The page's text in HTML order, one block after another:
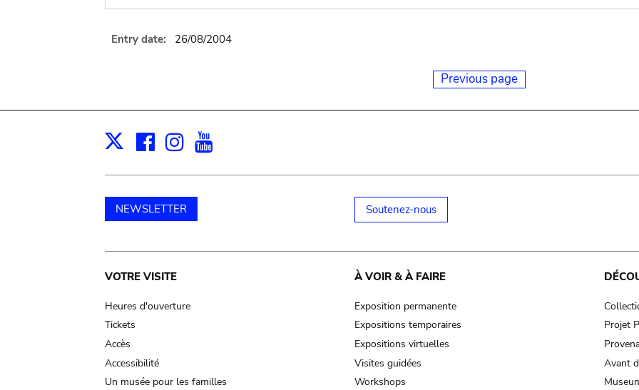
Entry date: 26/08/2004
Previous page
X Facebook
Instagram
NEWSLETTER Soutenez-nous
Main
navigation
VOTRE VISITE
Heures d'ouverture
Tickets
Accès
Accessibilité
Un musée pour les familles
À VOIR & À FAIRE
Exposition permanente
Expositions temporaires
Expositions virtuelles
Visites guidées
Workshops
Projet
Avant